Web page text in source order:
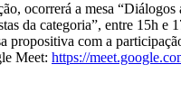
ocorrerá a mesa “Diálogos
da categoria”, entre 15h e
propositiva com a
Meet: https://